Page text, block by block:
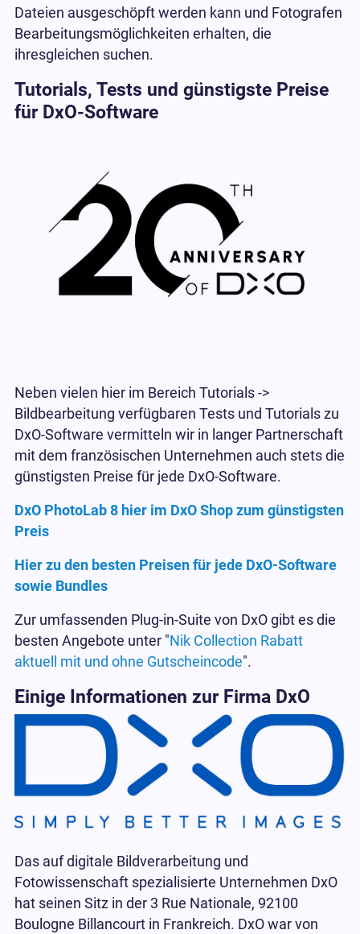
Dateien ausgeschöpft werden kann und Fotografen
Bearbeitungsmöglichkeiten erhalten, die
ihresgleichen suchen.
Tutorials, Tests und günstigste Preise
für DxO-Software
Neben vielen hier im Bereich Tutorials ->
Bildbearbeitung verfügbaren Tests und Tutorials zu
DxO-Software vermitteln wir in langer Partnerschaft
mit dem französischen Unternehmen auch stets die
günstigsten Preise für jede DxO-Software.
DxO PhotoLab 8 hier im DxO Shop zum günstigsten
Preis
Hier zu den besten Preisen für jede DxO-Software
sowie Bundles
Zur umfassenden Plug-in-Suite von DxO gibt es die
besten Angebote unter "Nik Collection Rabatt
aktuell mit und ohne Gutscheincode".
Einige Informationen zur Firma DxO
Das auf digitale Bildverarbeitung und
Fotowissenschaft spezialisierte Unternehmen DxO
hat seinen Sitz in der 3 Rue Nationale, 92100
Boulogne Billancourt in Frankreich. DxO war von